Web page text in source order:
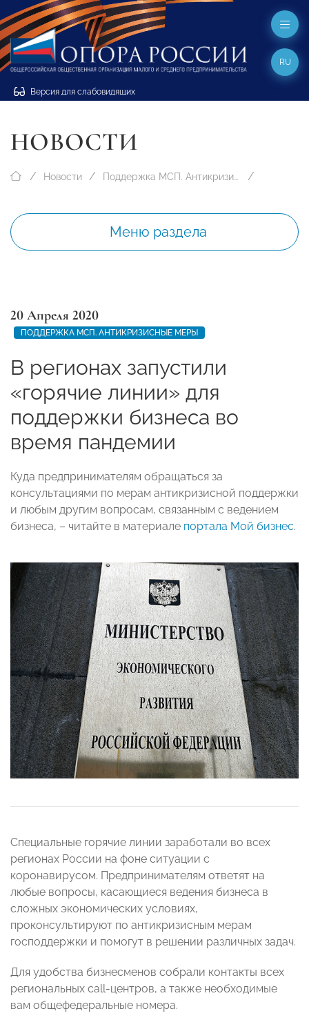
Версия для слабовидящих
RU
НОВОСТИ
Новости Поддержка МСП. Антикризисные меры
Меню раздела
20 Апреля 2020
ПОДДЕРЖКА МСП. АНТИКРИЗИСНЫЕ МЕРЫ
В регионах запустили
«горячие линии» для
поддержки бизнеса во
время пандемии
Куда предпринимателям обращаться за
консультациями по мерам антикризисной поддержки
и любым другим вопросам, связанным с ведением
бизнеса, – читайте в материале портала Мой бизнес.
Специальные горячие линии заработали во всех
регионах России на фоне ситуации с
коронавирусом. Предпринимателям ответят на
любые вопросы, касающиеся ведения бизнеса в
сложных экономических условиях,
проконсультируют по антикризисным мерам
господдержки и помогут в решении различных задач.
Для удобства бизнесменов собрали контакты всех
региональных call-центров, а также необходимые
вам общефедеральные номера.